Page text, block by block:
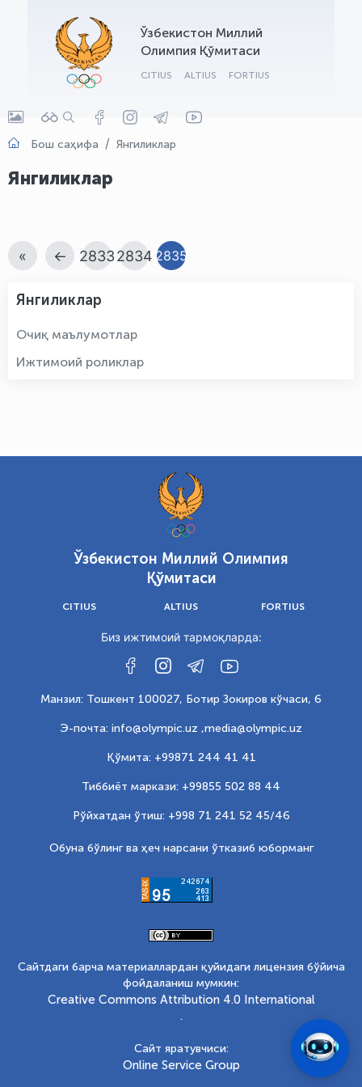
Ўзбекистон Миллий
Олимпия Қўмитаси
CITIUS ALTIUS FORTIUS
Бош саҳифа Янгиликлар
Янгиликлар
« ← 28332834 2835
Янгиликлар
Очиқ маълумотлар
Ижтимоий роликлар
Ўзбекистон Миллий Олимпия
Қўмитаси
CITIUS ALTIUS FORTIUS
Биз ижтимоий тармоқларда:
Манзил: Тошкент 100027, Ботир Зокиров кўчаси, 6
Э-почта: info@olympic.uz ,media@olympic.uz
Қўмита: +99871 244 41 41
Тиббиёт маркази: +99855 502 88 44
Рўйхатдан ўтиш: +998 71 241 52 45/46
Обуна бўлинг ва ҳеч нарсани ўтказиб юборманг
Сайтдаги барча материаллардан қуйидаги лицензия бўйича
фойдаланиш мумкин:
Creative Commons Attribution 4.0 International
.
Сайт яратувчиси:
Online Service Group
OLYMPCHIK AI - yordamchi
Онлайн · olympic.uz